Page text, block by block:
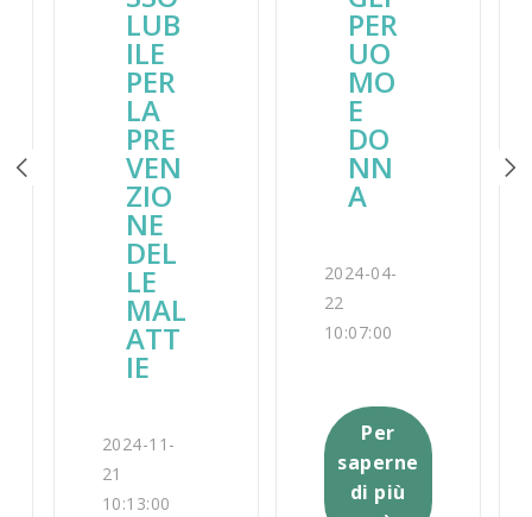
LUB
ILE
PER
LA
PRE
VEN
ZIO
NE
DEL
LE
MAL
ATT
IE
2024-11-
21
10:13:00
PER
UO
MO
E
DO
NN
A
2024-04-
22
10:07:00
Per
saperne
di più